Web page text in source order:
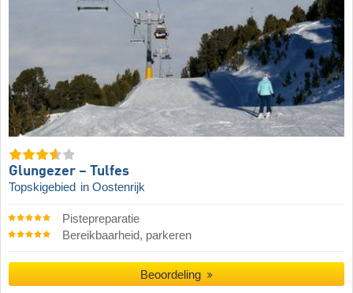
Glungezer – Tulfes
Topskigebied in Oostenrijk
Pistepreparatie
Bereikbaarheid, parkeren
Beoordeling